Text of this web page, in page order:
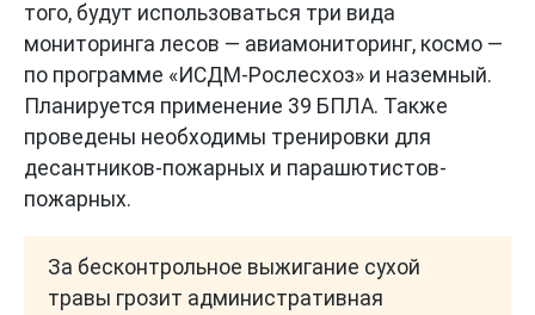
того, будут использоваться три вида
мониторинга лесов — авиамониторинг, космо —
по программе «ИСДМ-Рослесхоз» и наземный.
Планируется применение 39 БПЛА. Также
проведены необходимы тренировки для
десантников-пожарных и парашютистов-
пожарных.
За бесконтрольное выжигание сухой
травы грозит административная